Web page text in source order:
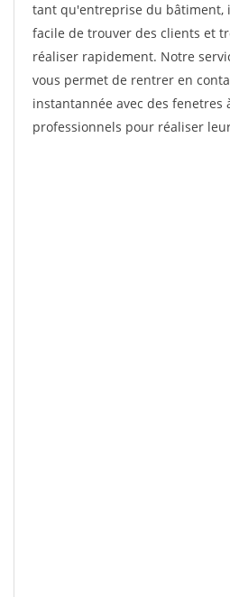
tant qu'entreprise du bâtiment,
facile de trouver des clients et
réaliser rapidement. Notre
vous permet de rentrer en
instantannée avec des fenetres
professionnels pour réaliser